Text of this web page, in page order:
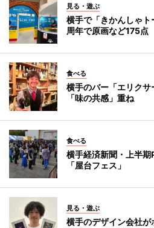
見る・遊ぶ
横手で「きかんしゃ
周年で原画など175点
食べる
横手のバー「エリク
「味の共感」重ね
食べる
横手経済新聞・上半
「屋台フェス」
見る・遊ぶ
横手のデザイン会社